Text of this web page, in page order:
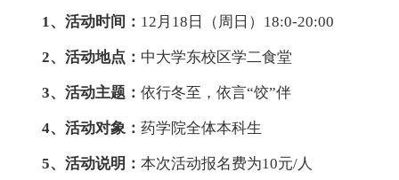
1、活动时间： 12月18日（周日）18:0-20:00
2、活动地点： 中大学东校区学二食堂
3、活动主题：依行冬至，依言“饺”伴
4、活动对象：药学院全体本科生
5、活动说明：本次活动报名费为10元/人